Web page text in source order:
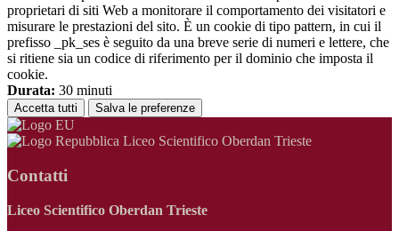
proprietari di siti Web a monitorare il comportamento dei visitatori e
misurare le prestazioni del sito. È un cookie di tipo pattern, in cui il
prefisso _pk_ses è seguito da una breve serie di numeri e lettere, che
si ritiene sia un codice di riferimento per il dominio che imposta il
cookie.
Durata: 30 minuti
Accetta tutti Salva le preferenze
Liceo Scientifico Oberdan Trieste
Contatti
Liceo Scientifico Oberdan Trieste